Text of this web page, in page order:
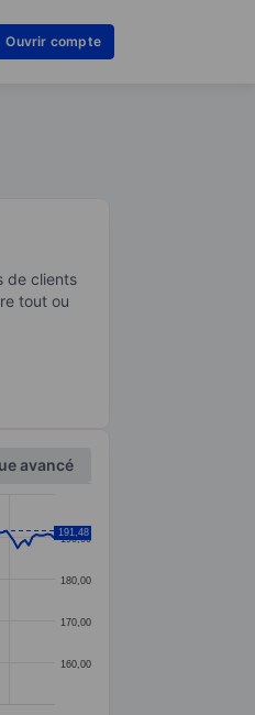
Ouvrir compte
de clients
tout ou
avancé
160,00
170,00
180,00
190,00
191,48